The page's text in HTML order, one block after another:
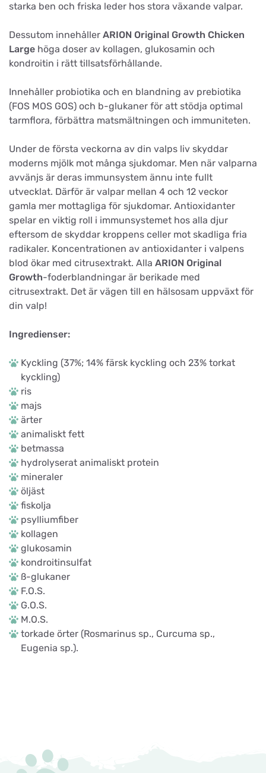
starka ben och friska leder hos stora växande valpar.
Dessutom innehåller ARION Original Growth Chicken
Large höga doser av kollagen, glukosamin och
kondroitin i rätt tillsatsförhållande.
Innehåller probiotika och en blandning av prebiotika
(FOS MOS GOS) och b-glukaner för att stödja optimal
tarmflora, förbättra matsmältningen och immuniteten.
Under de första veckorna av din valps liv skyddar
moderns mjölk mot många sjukdomar. Men när valparna
avvänjs är deras immunsystem ännu inte fullt
utvecklat. Därför är valpar mellan 4 och 12 veckor
gamla mer mottagliga för sjukdomar. Antioxidanter
spelar en viktig roll i immunsystemet hos alla djur
eftersom de skyddar kroppens celler mot skadliga fria
radikaler. Koncentrationen av antioxidanter i valpens
blod ökar med citrusextrakt. Alla ARION Original
Growth-foderblandningar är berikade med
citrusextrakt. Det är vägen till en hälsosam uppväxt för
din valp!
Ingredienser:
Kyckling (37%; 14% färsk kyckling och 23% torkat
kyckling)
ris
majs
ärter
animaliskt fett
betmassa
hydrolyserat animaliskt protein
mineraler
öljäst
fiskolja
psylliumfiber
kollagen
glukosamin
kondroitinsulfat
ß-glukaner
F.O.S.
G.O.S.
M.O.S.
torkade örter (Rosmarinus sp., Curcuma sp.,
Eugenia sp.).